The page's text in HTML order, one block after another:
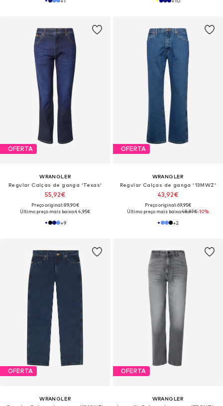
OFERTA
WRANGLER
Regular Calças de ganga 'Texas'
55,92€
Preço original: 89,90€
Último preço mais baixo:44,95€
+9
OFERTA
WRANGLER
Regular Calças de ganga '13MWZ'
43,92€
Preço original: 69,95€
Último preço mais baixo:48,97€-10%
+2
OFERTA
WRANGLER
OFERTA
WRANGLER